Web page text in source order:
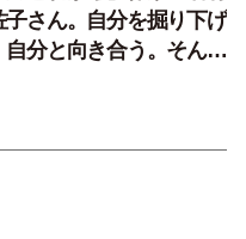
子さん。自分を掘り下げ
自分と向き合う。そんな